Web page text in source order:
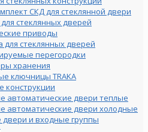
СКД для стеклянной двери
стеклянных дверей
приводы
для стеклянных дверей
перегородки
хранения
ключницы TRAKA
конструкции
автоматические двери теплые
автоматические двери холодные
и входные группы